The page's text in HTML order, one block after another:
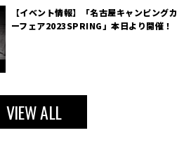
【イベント情報】「名古屋キャンピングカ
ーフェア2023SPRING」本日より開催！
VIEW ALL